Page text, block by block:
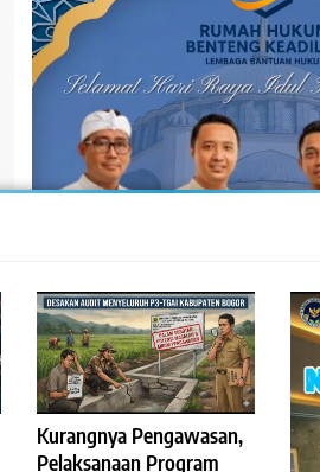
Kurangnya Pengawasan,
Pelaksanaan Program
@bentengkedilannew